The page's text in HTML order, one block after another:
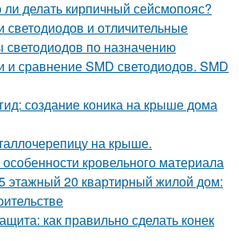
делать кирпичный сейсмопояс?
светодиодов и отличительные
светодиодов по назначению
и сравнение SMD светодиодов. SMD
создание коника на крыше дома
на крыше.
кровельного материала
этажный 20 квартирный жилой дом:
как правильно сделать конек